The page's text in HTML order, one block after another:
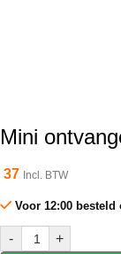
Mini
37 Incl. BTW
Voor 12:00
- +